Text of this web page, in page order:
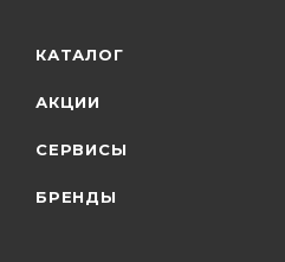
КАТАЛОГ
АКЦИИ
СЕРВИСЫ
БРЕНДЫ